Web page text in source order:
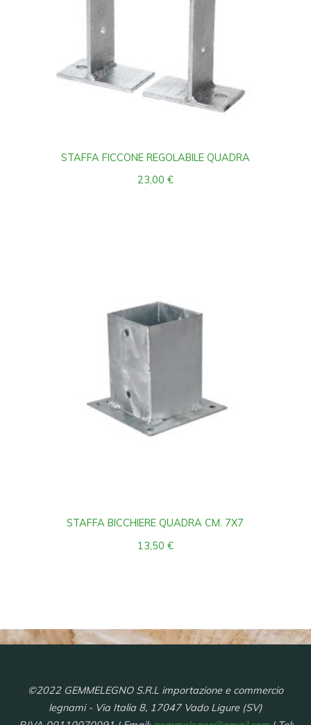
STAFFA FICCONE REGOLABILE QUADRA
23,00 €
STAFFA BICCHIERE QUADRA CM. 7X7
13,50 €
©2022 GEMMELEGNO S.R.L importazione e commercio
legnami - Via Italia 8, 17047 Vado Ligure (SV)